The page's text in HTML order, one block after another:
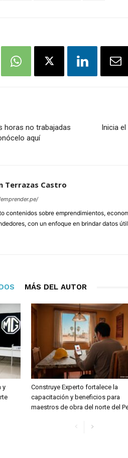
horas no trabajadas
aquí
Inicia
Terrazas Castro
contenidos sobre emprendimientos,
con un enfoque en brindar datos
MÁS DEL AUTOR
y
Construye Experto fortalece la
capacitación y beneficios para
maestros de obra del norte del